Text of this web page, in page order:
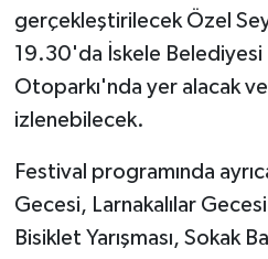
gerçekleştirilecek Özel
19.30'da İskele Belediyesi
Otoparkı'nda yer alacak
izlenebilecek.
Festival programında
Gecesi, Larnakalılar
Bisiklet Yarışması, Sokak